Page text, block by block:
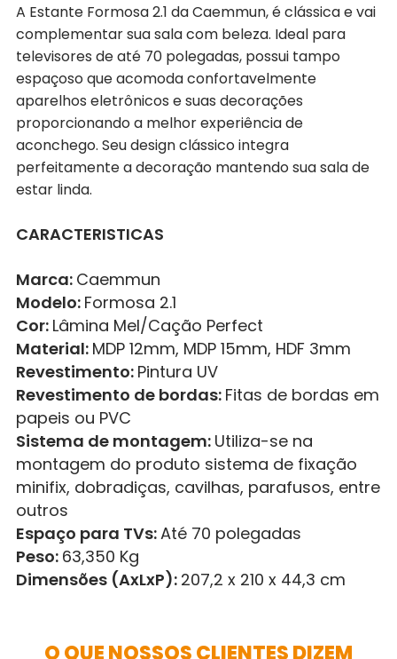
A Estante Formosa 2.1 da Caemmun, é clássica e vai
complementar sua sala com beleza. Ideal para
televisores de até 70 polegadas, possui tampo
espaçoso que acomoda confortavelmente
aparelhos eletrônicos e suas decorações
proporcionando a melhor experiência de
aconchego. Seu design clássico integra
perfeitamente a decoração mantendo sua sala de
estar linda.
CARACTERISTICAS
Marca: Caemmun
Modelo: Formosa 2.1
Cor: Lâmina Mel/Cação Perfect
Material: MDP 12mm, MDP 15mm, HDF 3mm
Revestimento: Pintura UV
Revestimento de bordas: Fitas de bordas em
papeis ou PVC
Sistema de montagem: Utiliza-se na
montagem do produto sistema de fixação
minifix, dobradiças, cavilhas, parafusos, entre
outros
Espaço para TVs:Até 70 polegadas
Peso: 63,350 Kg
Dimensões (AxLxP): 207,2 x 210 x 44,3 cm
O QUE NOSSOS CLIENTES DIZEM